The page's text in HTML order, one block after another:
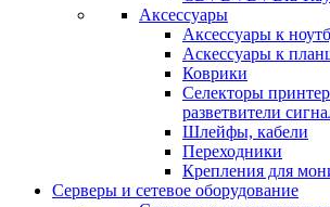
Аксессуары
Аксессуары к
Аскессуары к
Коврики
Селекторы
разветвители
Шлейфы, кабели
Переходники
Крепления для
Серверы и сетевое оборудование